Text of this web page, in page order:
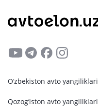
O‘zbekiston avto yangiliklari
Qozog‘iston avto yangiliklari